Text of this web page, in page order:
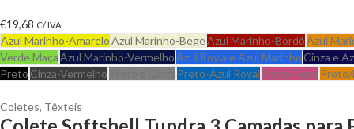
€19,68 C/ IVA
Azul Marinho-AmareloAzul Marinho-BegeAzul Marinho-BordôAzul
Verde MaçaAzul Marinho-VermelhoAzul Royla e Azul Marinho Cinza e
Preto Cinza-Vermelho Preto-Azul Royal Preto-Rosa Preto/
Coletes, Têxteis